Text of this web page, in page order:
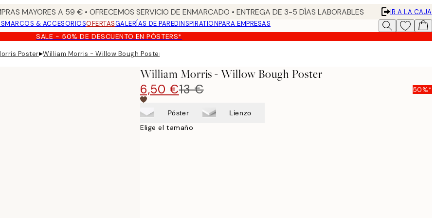
MAYORES A 59 € • OFRECEMOS SERVICIO DE ENMARCADO • ENTREGA DE 3-5 DÍAS LABORABLES
IR A LA CAJA
MARCOS & ACCESORIOSOFERTASGALERÍAS DE PAREDINSPIRATIONPARA EMPRESAS
SALE - 50% DE DESCUENTO EN PÓSTERS*
Poster▸William Morris - Willow Bough Poster
William Morris - Willow Bough Poster
6,50 €13 € 50%*
Póster Lienzo
Elige el tamaño